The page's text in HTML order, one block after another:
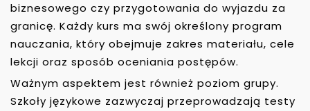
biznesowego czy przygotowania do wyjazdu za
granicę. Każdy kurs ma swój określony program
nauczania, który obejmuje zakres materiału, cele
lekcji oraz sposób oceniania postępów.
Ważnym aspektem jest również poziom grupy.
Szkoły językowe zazwyczaj przeprowadzają testy